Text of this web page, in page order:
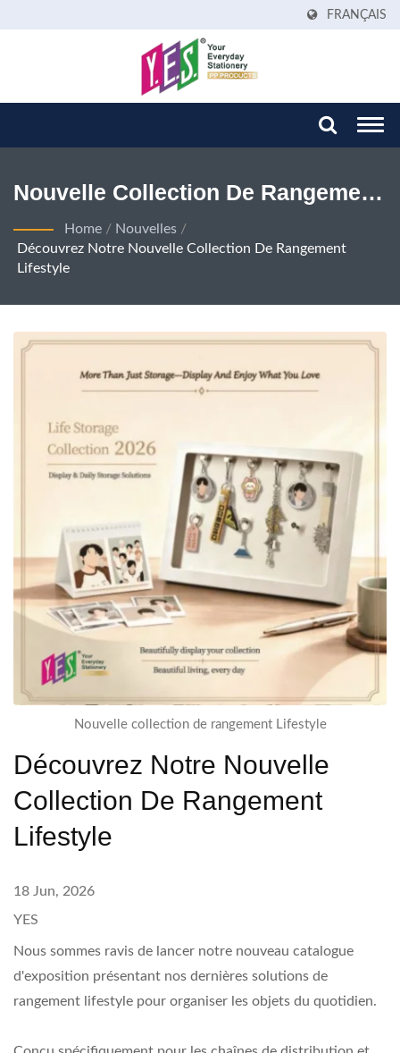
FRANÇAIS
Nouvelle Collection De Rangement
Lifestyle | Dossiers Et Classeurs
PP Écologiques | Fabricant De
Papeterie Mondial – YES
Home / Nouvelles /
Découvrez Notre Nouvelle Collection De Rangement
Lifestyle
Nouvelle collection de rangement Lifestyle
Découvrez Notre Nouvelle
Collection De Rangement
Lifestyle
18 Jun, 2026
YES
Nous sommes ravis de lancer notre nouveau catalogue
d'exposition présentant nos dernières solutions de
rangement lifestyle pour organiser les objets du quotidien.